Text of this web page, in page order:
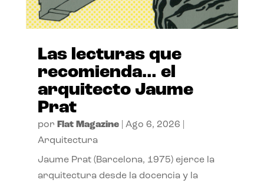
Las lecturas que
recomienda… el
arquitecto Jaume
Prat
por Flat Magazine| Ago 6, 2026
Arquitectura
Jaume Prat (Barcelona, 1975) ejerce la
arquitectura desde la docencia y la